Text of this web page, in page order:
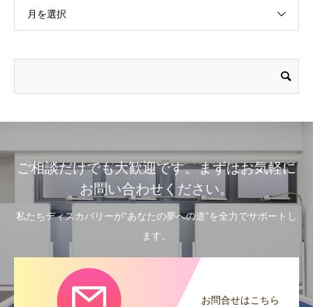
月を選択
ご相談だけでも大歓迎です。まずはお気軽に
お問い合わせください。
私たちディスカバリーが“あなたの夢への道”を全力でサポートし
ます。
お問合せはこちら